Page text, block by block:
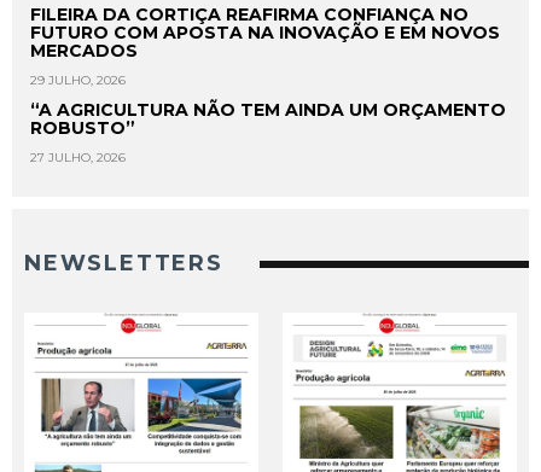
FILEIRA DA CORTIÇA REAFIRMA CONFIANÇA NO
FUTURO COM APOSTA NA INOVAÇÃO E EM NOVOS
MERCADOS
29 JULHO, 2026
“A AGRICULTURA NÃO TEM AINDA UM ORÇAMENTO
ROBUSTO”
27 JULHO, 2026
NEWSLETTERS